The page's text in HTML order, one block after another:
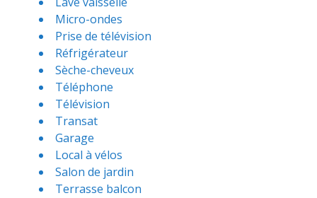
Micro-ondes
Prise de télévision
Réfrigérateur
Sèche-cheveux
Téléphone
Télévision
Transat
Garage
Local à vélos
Salon de jardin
Terrasse balcon